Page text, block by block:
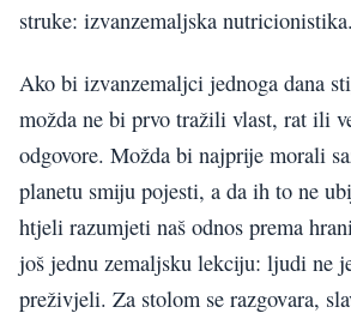
struke: izvanzemaljska nutricionistika.
Ako bi izvanzemaljci jednoga dana
možda ne bi prvo tražili vlast, rat ili
odgovore. Možda bi najprije morali
planetu smiju pojesti, a da ih to ne
htjeli razumjeti naš odnos prema
još jednu zemaljsku lekciju: ljudi ne
preživjeli. Za stolom se razgovara,